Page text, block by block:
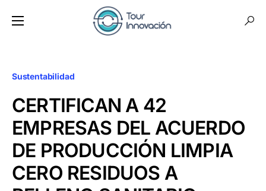
Sustentabilidad
CERTIFICAN A 42
EMPRESAS DEL ACUERDO
DE PRODUCCIÓN LIMPIA
CERO RESIDUOS A